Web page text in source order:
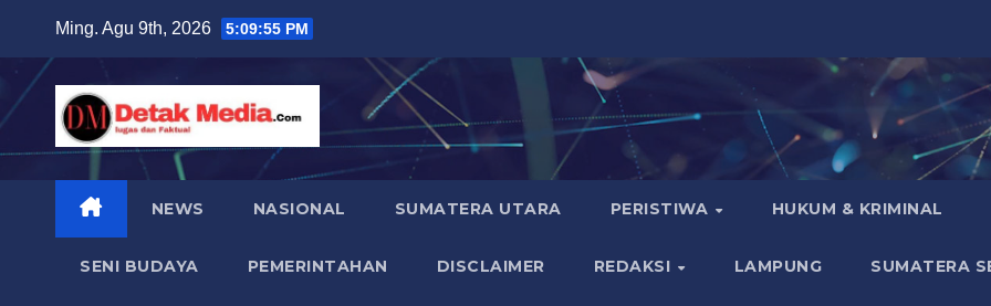
content
Ming. Agu 9th, 2026 5:09:56 PM
NEWS NASIONAL SUMATERA UTARA PERISTIWA HUKUM & KRIMINAL
SENI BUDAYA PEMERINTAHAN DISCLAIMER REDAKSI LAMPUNG SUMATERA